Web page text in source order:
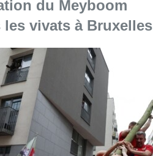
l'article "La 718e plantation du